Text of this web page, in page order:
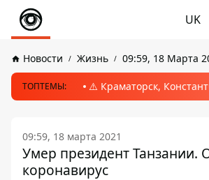
UK
Новости Жизнь 09:59, 18 Марта
ТОПТЕМЫ: ⚠️ Краматорск,
09:59, 18 марта 2021
Умер президент Танзании.
коронавирус